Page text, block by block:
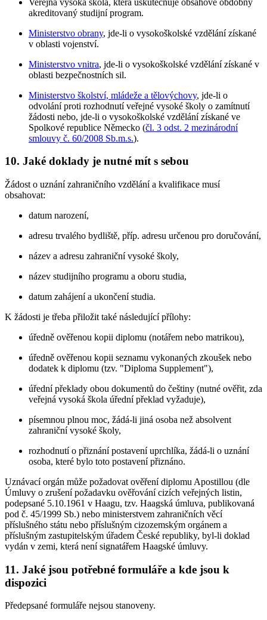
akreditovaný studijní program.
Ministerstvo obrany, jde-li o vysokoškolské vzdělání získané
v oblasti vojenství.
Ministerstvo vnitra, jde-li o vysokoškolské vzdělání získané v
oblasti bezpečnostních sil.
Ministerstvo školství, mládeže a tělovýchovy, jde-li o
odvolání proti rozhodnutí veřejné vysoké školy o zamítnutí
žádosti nebo, jde-li o vysokoškolské vzdělání získané ve
Spolkové republice Německo (čl. 3 odst. 2 mezinárodní
smlouvy č. 60/2008 Sb.m.s.).
10. Jaké doklady je nutné mít s sebou
Žádost o uznání zahraničního vzdělání a kvalifikace musí
obsahovat:
datum narození,
adresu trvalého bydliště, příp. adresu určenou pro doručování,
název a adresu zahraniční vysoké školy,
název studijního programu a oboru studia,
datum zahájení a ukončení studia.
K žádosti je třeba přiložit také následující přílohy:
úředně ověřenou kopii diplomu (notářem nebo matrikou),
úředně ověřenou kopii seznamu vykonaných zkoušek nebo
dodatek k diplomu (tzv. "Diploma Supplement"),
úřední překlady obou dokumentů do češtiny (nutné ověřit, zda
veřejná vysoká škola úřední překlad vyžaduje),
písemnou plnou moc, žádá-li jiná osoba než absolvent
zahraniční vysoké školy,
rozhodnutí o přiznání postavení uprchlíka, žádá-li o uznání
osoba, které bylo toto postavení přiznáno.
Uznávací orgán může požadovat ověření diplomu Apostillou (dle
Úmluvy o zrušení požadavku ověřování cizích veřejných listin,
podepsané 5.10.1961 v Haagu, tzv. Haagská úmluva, publikovaná
pod č. 45/1999 Sb.) nebo ministerstvem zahraničních věcí
příslušného státu nebo příslušným cizozemským orgánem a
příslušným zastupitelským úřadem České republiky, byl-li doklad
vydán v zemi, která není signatářem Haagské úmluvy.
11. Jaké jsou potřebné formuláře a kde jsou k
dispozici
Předepsané formuláře nejsou stanoveny.